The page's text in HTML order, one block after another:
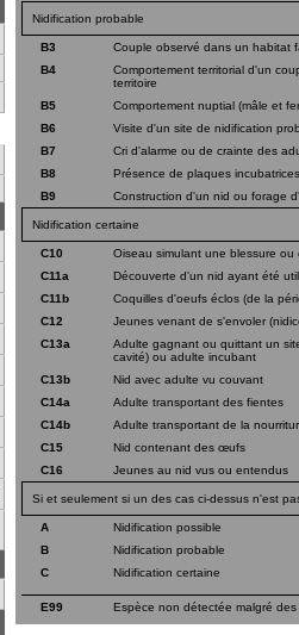
Nidification probable
B3
Couple observé dans un habitat
B4
Comportement territorial d'un
territoire
B5
Comportement nuptial (mâle et
B6
Visite d'un site de nidification
B7
Cri d'alarme ou de crainte des
B8
Présence de plaques
B9
Construction d'un nid ou forage
Nidification certaine
C10
Oiseau simulant une blessure
C11a
Découverte d'un nid ayant été
C11b
Coquilles d'oeufs éclos (de la
C12
Jeunes venant de s'envoler
C13a
Adulte gagnant ou quittant un
cavité) ou adulte incubant
C13b
Nid avec adulte vu couvant
C14a
Adulte transportant des fientes
C14b
Adulte transportant de la
C15
Nid contenant des œufs
C16
Jeunes au nid vus ou entendus
Si et seulement si un des cas ci-dessus n'est
A
Nidification possible
B
Nidification probable
C
Nidification certaine
E99 Espèce non détectée malgré